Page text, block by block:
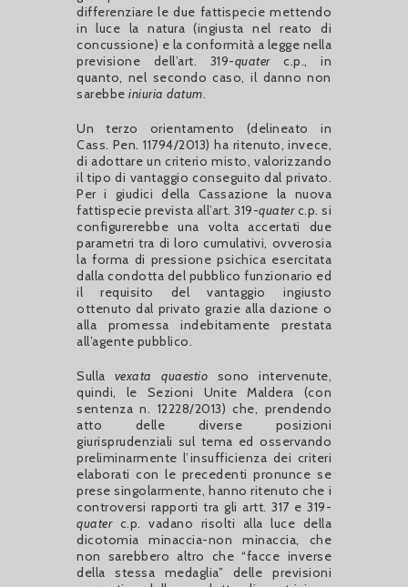
differenziare le due fattispecie mettendo
in luce la natura (ingiusta nel reato di
concussione) e la conformità a legge nella
previsione dell’art. 319-quaterc.p., in
quanto, nel secondo caso, il danno non
sarebbe iniuria datum.
Un terzo orientamento (delineato in
Cass. Pen. 11794/2013) ha ritenuto, invece,
di adottare un criterio misto, valorizzando
il tipo di vantaggio conseguito dal privato.
Per i giudici della Cassazione la nuova
fattispecie prevista all’art. 319-quaterc.p. si
configurerebbe una volta accertati due
parametri tra di loro cumulativi, ovverosia
la forma di pressione psichica esercitata
dalla condotta del pubblico funzionario ed
il requisito del vantaggio ingiusto
ottenuto dal privato grazie alla dazione o
alla promessa indebitamente prestata
all’agente pubblico.
Sulla vexata quaestio sono intervenute,
quindi, le Sezioni Unite Maldera (con
sentenza n. 12228/2013) che, prendendo
atto delle diverse posizioni
giurisprudenziali sul tema ed osservando
preliminarmente l’insufficienza dei criteri
elaborati con le precedenti pronunce se
prese singolarmente, hanno ritenuto che i
controversi rapporti tra gli artt. 317 e 319-
quaterc.p. vadano risolti alla luce della
dicotomia minaccia-non minaccia, che
non sarebbero altro che “facce inverse
della stessa medaglia” delle previsioni